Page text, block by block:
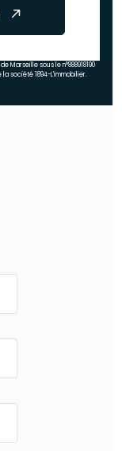
Marseille sous le n°888918190
société 1894-L'immobilier.